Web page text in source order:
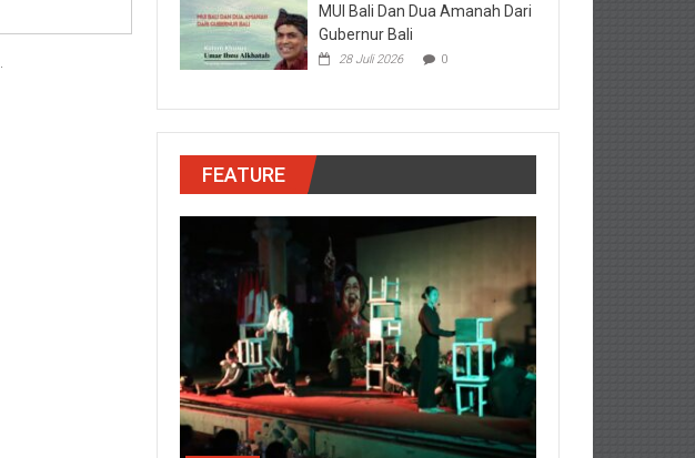
MUI Bali Dan Dua Amanah Dari
Gubernur Bali
28 Juli 2026 0
FEATURE